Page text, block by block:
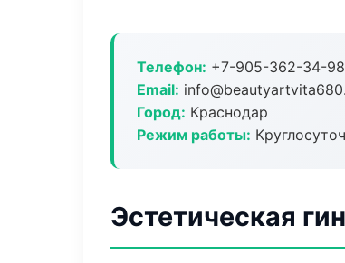
Телефон: +7-905-362-34-98
Email:
Город: Краснодар
Режим работы:
Эстетическая